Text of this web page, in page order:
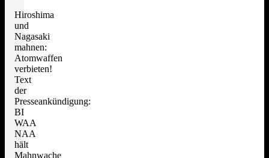
Hiroshima
und
Nagasaki
mahnen:
Atomwaffen
verbieten!
Text
der
Presseankündigung:
BI
WAA
NAA
hält
Mahnwache